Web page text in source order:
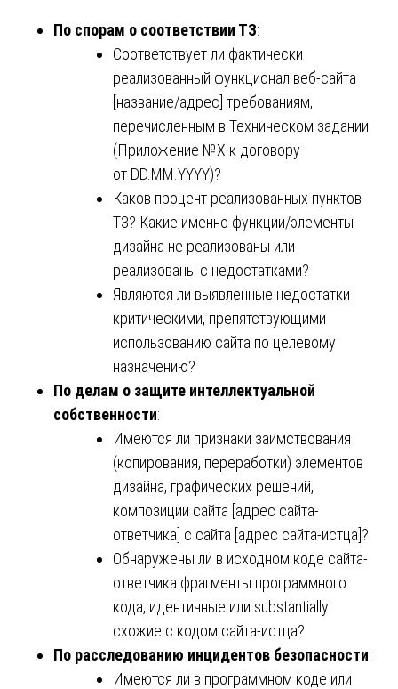
По спорам о соответствии ТЗ:
Соответствует ли фактически
реализованный функционал веб-сайта
[название/адрес] требованиям,
перечисленным в Техническом задании
(Приложение №X к договору
от DD.MM .YYYY)?
Каков процент реализованных пунктов
ТЗ? Какие именно функции/элементы
дизайна не реализованы или
реализованы с недостатками?
Являются ли выявленные недостатки
критическими, препятствующими
использованию сайта по целевому
назначению?
По делам о защите интеллектуальной
собственности:
Имеются ли признаки заимствования
(копирования, переработки) элементов
дизайна, графических решений,
композиции сайта [адрес сайта-
ответчика] с сайта [адрес сайта-истца]?
Обнаружены ли в исходном коде сайта-
ответчика фрагменты программного
кода, идентичные или substantially
схожие с кодом сайта-истца?
По расследованию инцидентов безопасности:
Имеются ли в программном коде или